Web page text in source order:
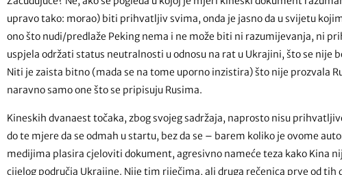
upravo tako: morao) biti prihvatljiv svima, onda je jasno da u svijetu
ono što nudi/predlaže Peking nema i ne može biti ni razumijevanja, ni
uspjela održati status neutralnosti u odnosu na rat u Ukrajini, što se nije
Niti je zaista bitno (mada se na tome uporno inzistira) što nije prozvala
naravno samo one što se pripisuju Rusima.
Kineskih dvanaest točaka, zbog svojeg sadržaja, naprosto nisu
do te mjere da se odmah u startu, bez da se – barem koliko je ovome
medijima plasira cjeloviti dokument, agresivno nameće teza kako Kina
cijelog područja Ukrajine. Nije tim riječima, ali druga rečenica prve od tih